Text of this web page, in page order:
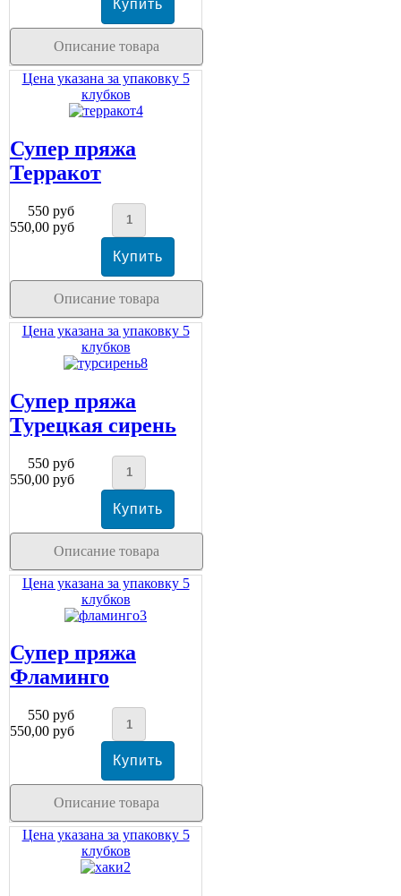
Описание товара
Цена указана за упаковку 5
клубков
Супер пряжа
Терракот
550 руб
550,00 руб
Описание товара
Цена указана за упаковку 5
клубков
Супер пряжа
Турецкая сирень
550 руб
550,00 руб
Описание товара
Цена указана за упаковку 5
клубков
Супер пряжа
Фламинго
550 руб
550,00 руб
Описание товара
Цена указана за упаковку 5
клубков